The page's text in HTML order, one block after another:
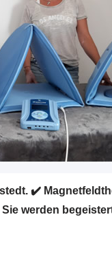
✔️
Sie werden